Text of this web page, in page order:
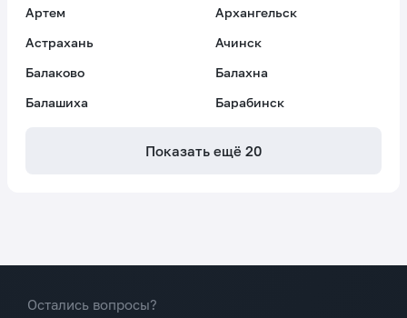
Артем
Архангельск
Астрахань
Ачинск
Балаково
Балахна
Балашиха
Барабинск
Показать ещё 20
Остались вопросы?